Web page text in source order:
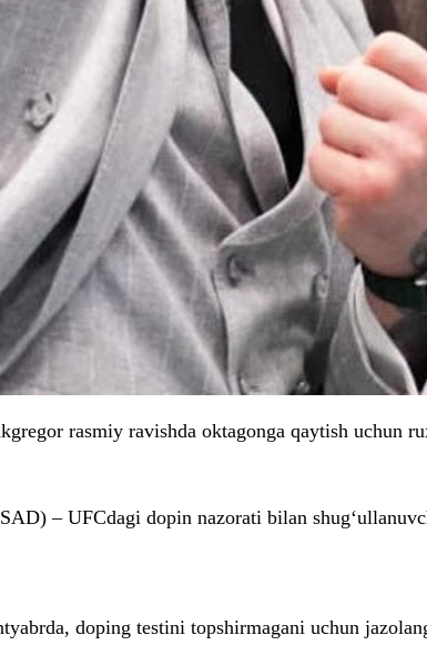
rasmiy ravishda oktagonga qaytish uchun
– UFCdagi dopin nazorati bilan
doping testini topshirmagani uchun